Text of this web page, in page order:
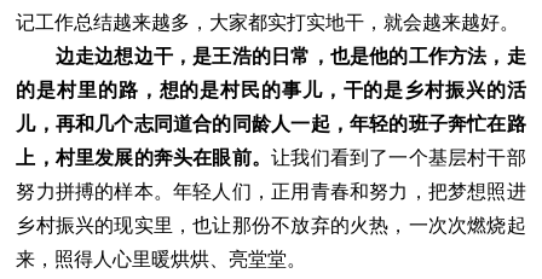
记工作总结越来越多，大家都实打实地干，就会越来越好。
边走边想边干，是王浩的日常，也是他的工作方法，走
的是村里的路，想的是村民的事儿，干的是乡村振兴的活
儿，再和几个志同道合的同龄人一起，年轻的班子奔忙在路
上，村里发展的奔头在眼前。让我们看到了一个基层村干部
努力拼搏的样本。年轻人们，正用青春和努力，把梦想照进
乡村振兴的现实里，也让那份不放弃的火热，一次次燃烧起
来，照得人心里暖烘烘、亮堂堂。